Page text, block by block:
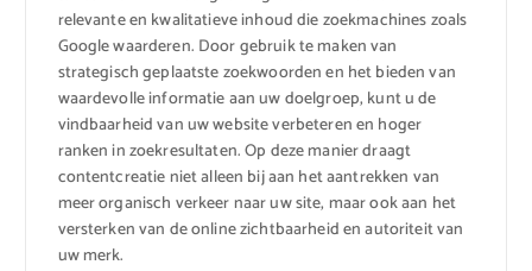
relevante en kwalitatieve inhoud die zoekmachines zoals
Google waarderen. Door gebruik te maken van
strategisch geplaatste zoekwoorden en het bieden van
waardevolle informatie aan uw doelgroep, kunt u de
vindbaarheid van uw website verbeteren en hoger
ranken in zoekresultaten. Op deze manier draagt
contentcreatie niet alleen bij aan het aantrekken van
meer organisch verkeer naar uw site, maar ook aan het
versterken van de online zichtbaarheid en autoriteit van
uw merk.